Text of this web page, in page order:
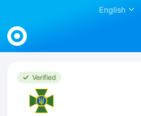
English
Work.ua
Verified